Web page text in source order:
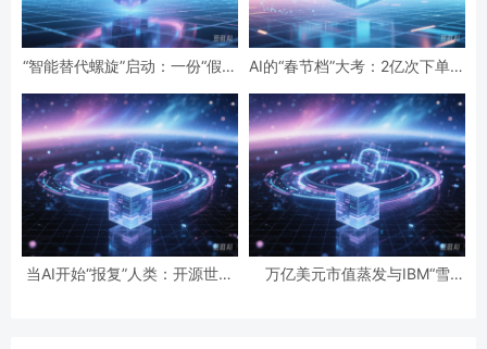
“智能替代螺旋”启动：一份“假设
经济通缩
AI的“春节档”大考：2亿次下单与
数据红利与隐忧
当AI开始“报复”人类：开源世界
万亿美元市值蒸发与IBM“雪